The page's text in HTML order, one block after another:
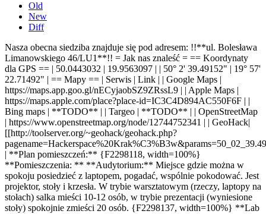
Old
New
Diff
Nasza obecna siedziba znajduje się pod adresem: !!**ul. Bolesława
Limanowskiego 46/LU1**!! = Jak nas znaleść = == Koordynaty
dla GPS == | 50.0443032 | 19.9563097 | | 50° 2' 39.49152" | 19° 57'
22.71492" | == Mapy == | Serwis | Link | | Google Maps |
https://maps.app.goo.gl/nECyjaobSZ9ZRssL9 | | Apple Maps |
https://maps.apple.com/place?place-id=IC3C4D894AC550F6F | |
Bing maps | **TODO** | | Targeo | **TODO** | | OpenStreetMap
| https://www.openstreetmap.org/node/12744752341 | | GeoHack|
[[http://toolserver.org/~geohack/geohack.php?
| **Plan pomieszczeń:** {F2298118, width=100%}
**Pomieszczenia: ** **Audytorium:** Miejsce gdzie można w
spokoju posiedzieć z laptopem, pogadać, wspólnie pokodować. Jest
projektor, stoły i krzesła. W trybie warsztatowym (rzeczy, laptopy na
stołach) salka mieści 10-12 osób, w trybie prezentacji (wyniesione
stoły) spokojnie zmieści 20 osób. {F2298137, width=100%} **Lab